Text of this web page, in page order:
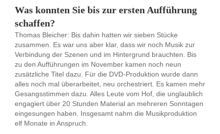
Was konnten Sie bis zur ersten Aufführung
schaffen?
Thomas Bleicher: Bis dahin hatten wir sieben Stücke
zusammen. Es war uns aber klar, dass wir noch Musik zur
Verbindung der Szenen und im Hintergrund brauchten. Bis
zu den Aufführungen im November kamen noch neun
zusätzliche Titel dazu. Für die DVD-Produktion wurde dann
alles noch mal überarbeitet, neu orchestriert. Es kamen mehr
Gesangsstimmen dazu. Alles Leute vom Hof, die unglaublich
engagiert über 20 Stunden Material an mehreren Sonntagen
eingesungen haben. Insgesamt nahm die Musikproduktion
elf Monate in Anspruch.